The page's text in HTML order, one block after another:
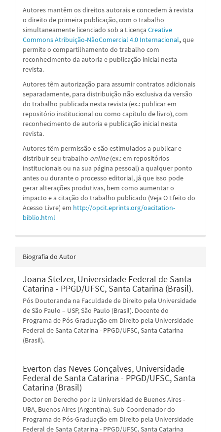
Autores mantêm os direitos autorais e concedem à revista
o direito de primeira publicação, com o trabalho
simultaneamente licenciado sob a Licença Creative
Commons Atribuição-NãoComercial 4.0 Internacional,que
permite o compartilhamento do trabalho com
reconhecimento da autoria e publicação inicial nesta
revista.
Autores têm autorização para assumir contratos adicionais
separadamente, para distribuição não exclusiva da versão
do trabalho publicada nesta revista (ex.: publicar em
repositório institucional ou como capítulo de livro), com
reconhecimento de autoria e publicação inicial nesta
revista.
Autores têm permissão e são estimulados a publicar e
distribuir seu trabalho online(ex.: em repositórios
institucionais ou na sua página pessoal) a qualquer ponto
antes ou durante o processo editorial, já que isso pode
gerar alterações produtivas, bem como aumentar o
impacto e a citação do trabalho publicado (Veja O Efeito do
Acesso Livre) em http://opcit.eprints.org/oacitation-
biblio.html
Biografia do Autor
Joana Stelzer, Universidade Federal de Santa
Catarina - PPGD/UFSC, Santa Catarina (Brasil).
Pós Doutoranda na Faculdade de Direito pela Universidade
de São Paulo – USP, São Paulo (Brasil). Docente do
Programa de Pós-Graduação em Direito pela Universidade
Federal de Santa Catarina - PPGD/UFSC, Santa Catarina
(Brasil).
Everton das Neves Gonçalves, Universidade
Federal de Santa Catarina - PPGD/UFSC, Santa
Catarina (Brasil)
Doctor en Derecho por la Universidad de Buenos Aires -
UBA, Buenos Aires (Argentina). Sub-Coordenador do
Programa de Pós-Graduação em Direito pela Universidade
Federal de Santa Catarina - PPGD/UFSC, Santa Catarina